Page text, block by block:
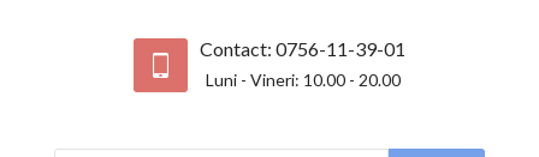
Contact: 0756-11-39-01
Luni - Vineri: 10.00 - 20.00